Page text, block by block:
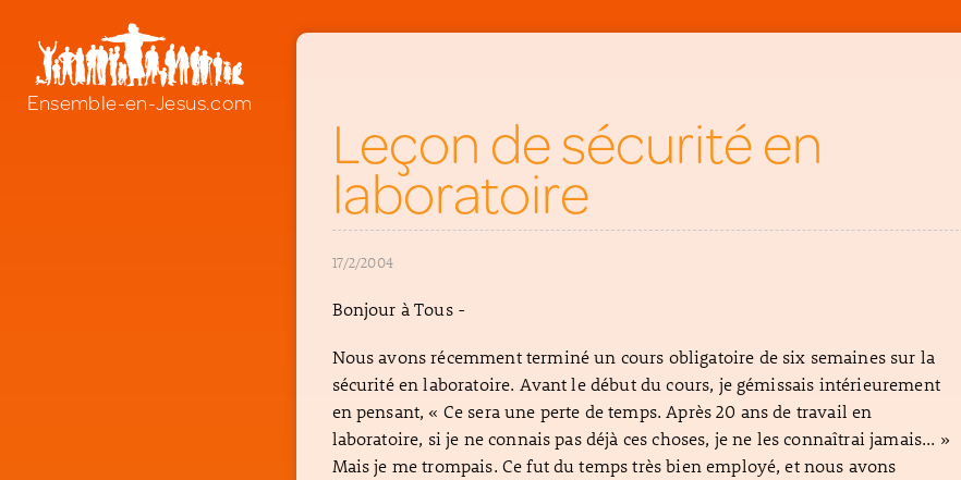
Leçon de sécurité en
laboratoire
17/2/2004
Bonjour à Tous -
Nous avons récemment terminé un cours obligatoire de six semaines sur la
sécurité en laboratoire. Avant le début du cours, je gémissais intérieurement
en pensant, « Ce sera une perte de temps. Après 20 ans de travail en
laboratoire, si je ne connais pas déjà ces choses, je ne les connaîtrai jamais... »
Mais je me trompais. Ce fut du temps très bien employé, et nous avons
Ensemble-en-Jesus.com